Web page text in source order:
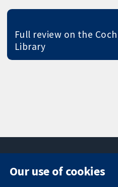
Full review on the
Library
Our use of cookies